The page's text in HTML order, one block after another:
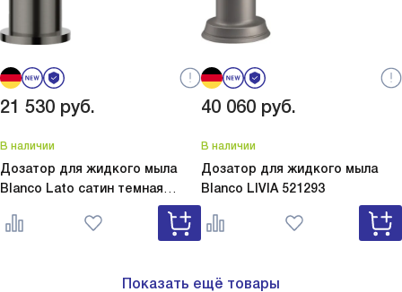
21 530 руб.
В наличии
Дозатор для жидкого мыла
Blanco Lato сатин темная
Lato сатин темная сталь
527743
40 060 руб.
В наличии
Дозатор для жидкого мыла
Blanco LIVIA 521293
Показать ещё товары